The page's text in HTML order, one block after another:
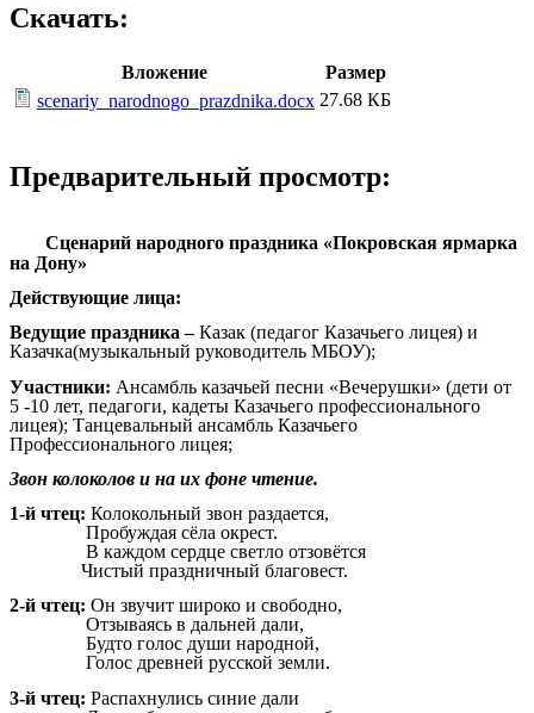
Скачать:
Вложение
Размер
scenariy_narodnogo_prazdnika.docx 27.68 КБ
Предварительный просмотр:
Сценарий народного праздника «Покровская ярмарка
на Дону»
Действующие лица:
Ведущие праздника –Казак (педагог Казачьего лицея) и
Казачка(музыкальный руководитель МБОУ);
Участники: Ансамбль казачьей песни «Вечерушки» (дети от
5 -10 лет, педагоги, кадеты Казачьего профессионального
лицея); Танцевальный ансамбль Казачьего
Профессионального лицея;
Звон колоколов и на их фоне чтение.
1-й чтец: Колокольный звон раздается,
Пробуждая сёла окрест.
В каждом сердце светло отзовётся
Чистый праздничный благовест.
2-й чтец: Он звучит широко и свободно,
Отзываясь в дальней дали,
Будто голос души народной,
Голос древней русской земли.
3-й чтец: Распахнулись синие дали